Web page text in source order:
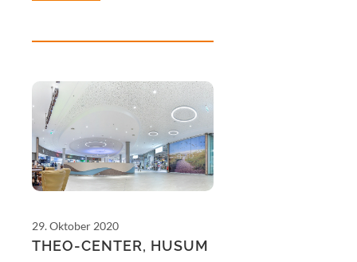
29. Oktober 2020
THEO-CENTER, HUSUM